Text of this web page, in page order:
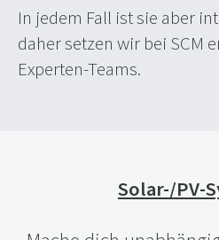
In jedem Fall ist sie aber
daher setzen wir bei SCM
Experten-Teams.
Solar-/PV-